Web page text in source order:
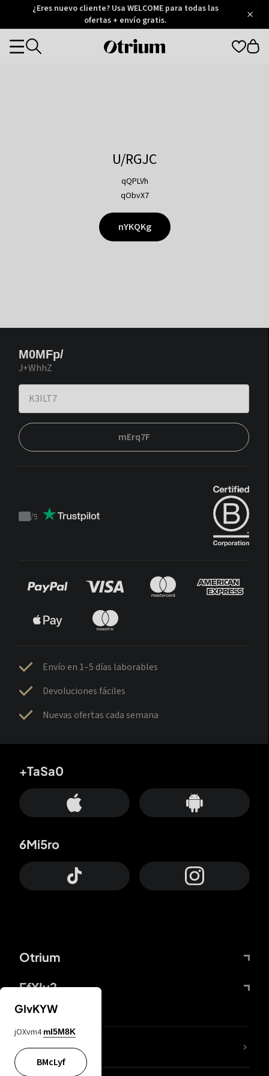
Otrium
Trustpilot
¿Eres nuevo cliente? Usa WELCOME para todas las
ofertas + envío gratis.
Otrium
Categories
U/RGJC
qQPLVh
qObvX7
nYKQKg
M0MFp/
J+WhhZ
mErq7F
Trustpilot
/5
Envío en 1–5 días laborables
Devoluciones fáciles
Nuevas ofertas cada semana
Otrium
FfYIy2
+TaSa0
6Mi5ro
65A04M
GIvKYW
jOXvm4 mI5M8K
BMcLyf